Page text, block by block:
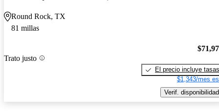
Round Rock, TX
81 millas
Trato justo
El precio incluye tasas
$1,343/mes
Verif. disponibilidad